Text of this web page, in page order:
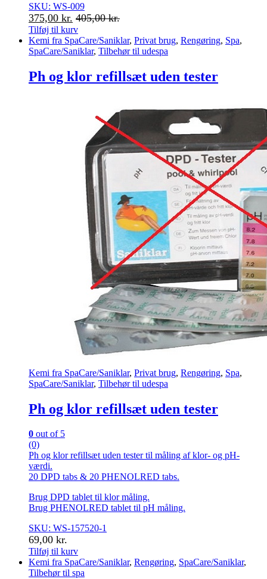
SKU: WS-009
375,00 kr. 405,00kr.
Tilføj til kurv
Kemi fra SpaCare/Saniklar, Privat brug, Rengøring, Spa,
SpaCare/Saniklar, Tilbehør til udespa
Ph og klor refillsæt uden tester
Kemi fra SpaCare/Saniklar, Privat brug, Rengøring, Spa,
SpaCare/Saniklar, Tilbehør til udespa
Ph og klor refillsæt uden tester
0 out of 5
(0)
Ph og klor refillsæt uden tester til måling af klor- og pH-
værdi.
20 DPD tabs & 20 PHENOLRED tabs.
Brug DPD tablet til klor måling.
Brug PHENOLRED tablet til pH måling.
SKU: WS-157520-1
69,00 kr.
Tilføj til kurv
Kemi fra SpaCare/Saniklar, Rengøring, SpaCare/Saniklar,
Tilbehør til spa